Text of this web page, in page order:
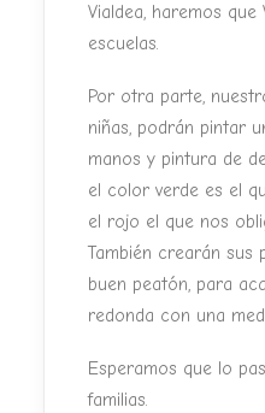
Vialdea, haremos que
escuelas.
Por otra parte,
niñas, podrán pintar
manos y pintura de
el color verde es el
el rojo el que nos
También crearán sus
buen peatón, para
redonda con una
Esperamos que lo
familias.